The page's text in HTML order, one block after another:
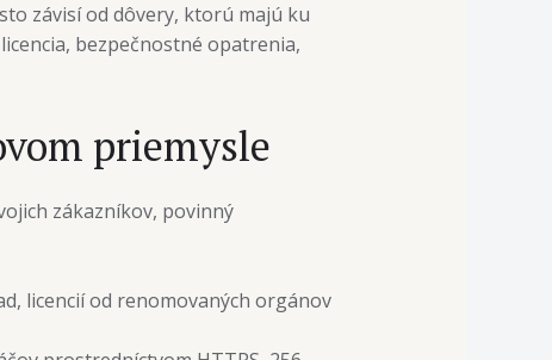
závisí od dôvery, ktorú majú ku
bezpečnostné opatrenia,
priemysle
zákazníkov, povinný
licencií od renomovaných orgánov